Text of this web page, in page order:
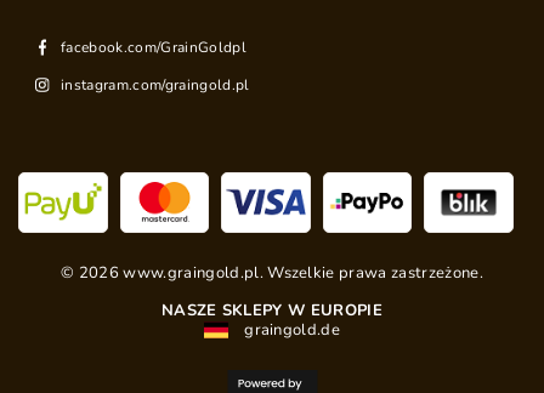
facebook.com/GrainGoldpl
instagram.com/graingold.pl
© 2026 www.graingold.pl. Wszelkie prawa zastrzeżone.
NASZE SKLEPY W EUROPIE
graingold.de